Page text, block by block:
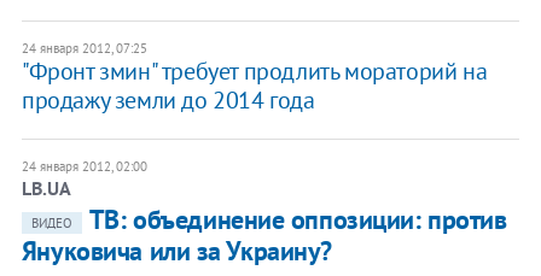
24 января 2012, 07:25
"Фронт змин" требует продлить мораторий на
продажу земли до 2014 года
24 января 2012, 02:00
LB.UA
ВИДЕО
ТВ: объединение оппозиции: против
Януковича или за Украину?